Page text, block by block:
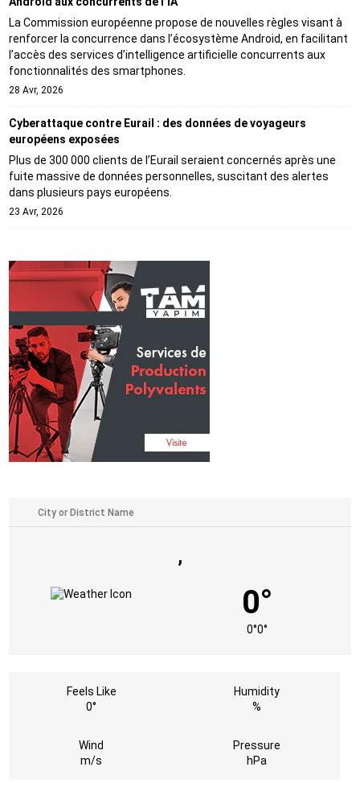
La Commission européenne propose de nouvelles règles visant à
renforcer la concurrence dans l’écosystème Android, en facilitant
l’accès des services d’intelligence artificielle concurrents aux
fonctionnalités des smartphones.
28 Avr, 2026
Cyberattaque contre Eurail : des données de voyageurs
européens exposées
Plus de 300 000 clients de l’Eurail seraient concernés après une
fuite massive de données personnelles, suscitant des alertes
dans plusieurs pays européens.
23 Avr, 2026
,
0°
0°0°
Feels Like
0°
Humidity
%
Wind
m/s
Pressure
hPa